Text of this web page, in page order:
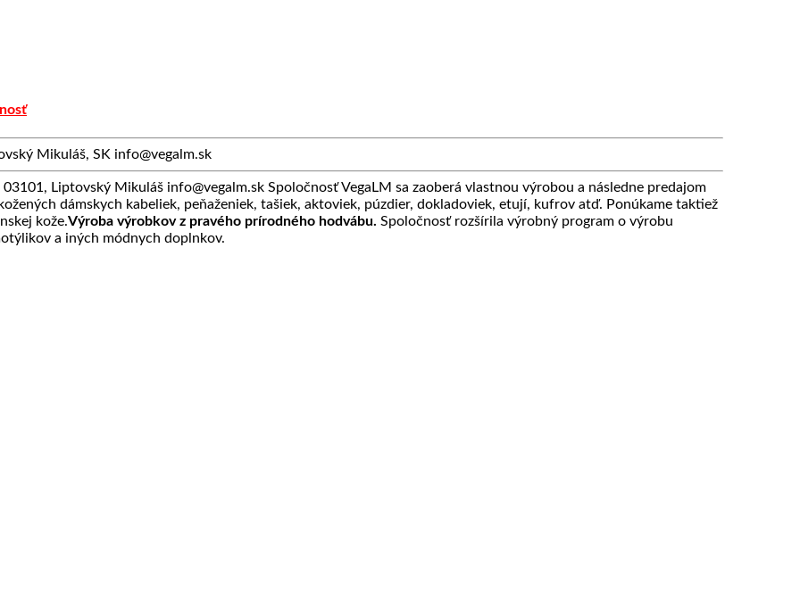
Mikuláš, SK info@vegalm.sk
Liptovský Mikuláš info@vegalm.sk Spoločnosť VegaLM sa zaoberá vlastnou výrobou a následne predajom
dámskych kabeliek, peňaženiek, tašiek, aktoviek, púzdier, dokladoviek, etují, kufrov atď. Ponúkame taktiež
kože.Výroba výrobkov z pravého prírodného hodvábu. Spoločnosť rozšírila výrobný program o výrobu
a iných módnych doplnkov.